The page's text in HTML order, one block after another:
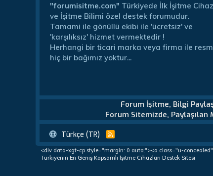
"forumisitme.com" Türkiyede İlk İşitme
ve İşitme Bilimi özel destek forumudur.
Tamami ile gönüllü ekibi ile 'ücretsiz' ve
'karşılıksız' hizmet vermektedir !
Herhangi bir ticari marka veya firma ile
hiç bir bağımız yoktur...
Forum İşitme, Bilgi
Forum Sitemizde,
Türkçe (TR)
R
S
S
<div data-xgt-cp style="margin: 0 auto;"><a class="u-
Türkiyenin En Geniş Kapsamlı İşitme Cihazları Destek Sitesi